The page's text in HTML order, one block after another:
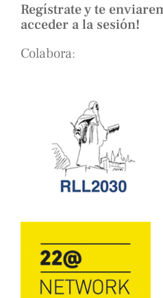
Regístrate y te
acceder a la sesión!
Colabora: